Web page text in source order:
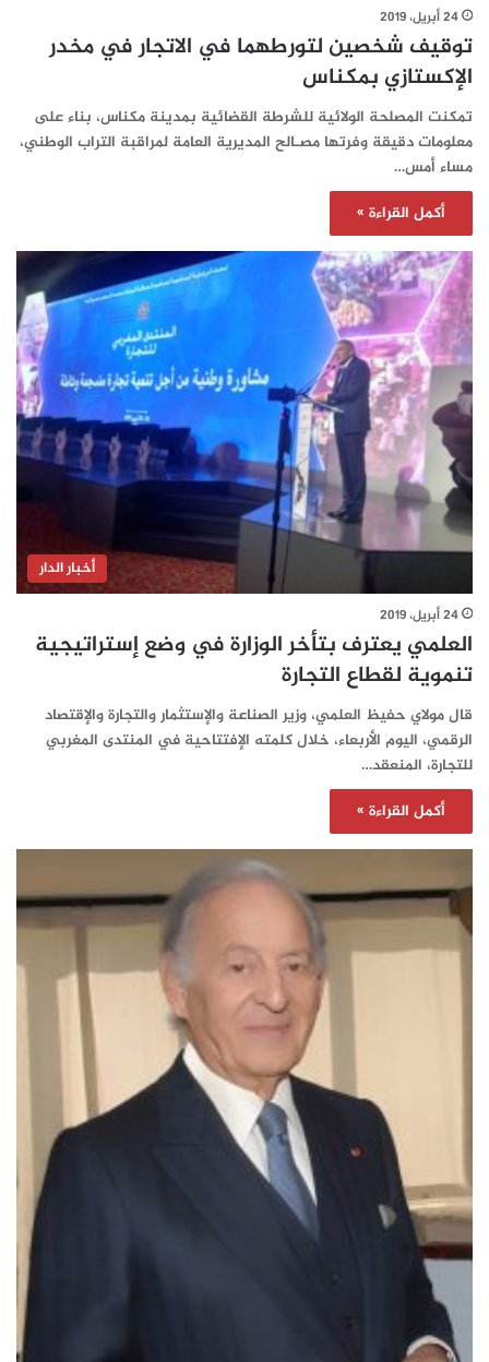
24 أبريل، 2019
توقيف شخصين لتورطهما في الاتجار في مخدر
الإكستازي بمكناس
تمكنت المصلحة الولائية للشرطة القضائية بمدينة مكناس، بناء على
معلومات دقيقة وفرتها مصـالح المديرية العامة لمراقبة التراب الوطني،
مساء أمس…
أكمل القراءة »
أخبار الدار
24 أبريل، 2019
العلمي يعترف بتأخر الوزارة في وضع إستراتيجية
تنموية لقطاع التجارة
قال مولاي حفيظ العلمي، وزير الصناعة والإستثمار والتجارة والإقتصاد
الرقمي، اليوم الأربعاء، خلال كلمته الإفتتاحية في المنتدى المغربي
للتجارة، المنعقد…
أكمل القراءة »